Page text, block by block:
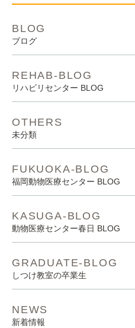
BLOG
ブログ
REHAB-BLOG
リハビリセンター BLOG
OTHERS
未分類
FUKUOKA-BLOG
福岡動物医療センター BLOG
KASUGA-BLOG
動物医療センター春日 BLOG
GRADUATE-BLOG
しつけ教室の卒業生
NEWS
新着情報